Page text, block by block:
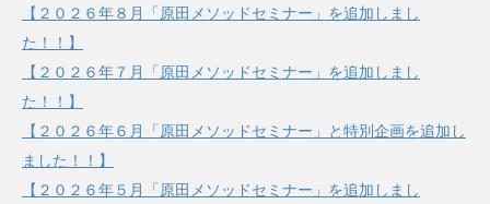
【２０２６年８月「原田メソッドセミナー」を追加しまし
た！！】
【２０２６年７月「原田メソッドセミナー」を追加しまし
た！！】
【２０２６年６月「原田メソッドセミナー」と特別企画を追加し
ました！！】
【２０２６年５月「原田メソッドセミナー」を追加しまし